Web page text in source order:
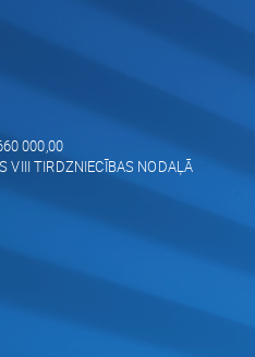
000,00
VIII TIRDZNIECĪBAS NODAĻĀ